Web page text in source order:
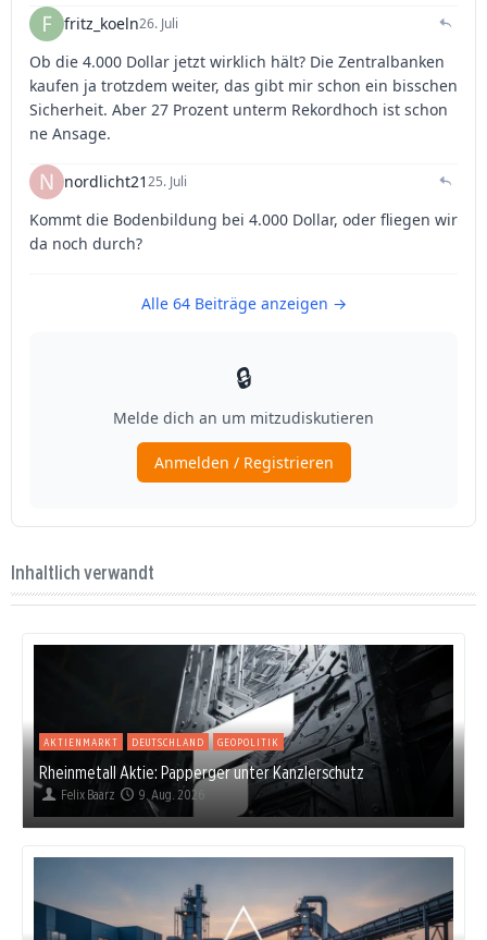
Inhaltlich verwandt
AKTIENMARKT DEUTSCHLAND GEOPOLITIK
Rheinmetall Aktie: Papperger unter Kanzlerschutz
Felix Baarz 9. Aug. 2026